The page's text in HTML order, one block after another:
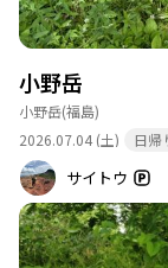
小野岳
小野岳(福島)
2026.07.04 (土)
日帰
サイトウ